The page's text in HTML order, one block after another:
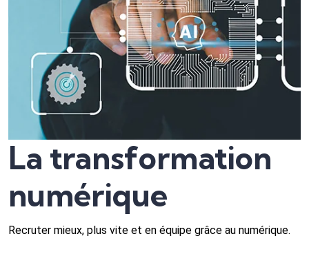
La transformation
numérique
Recruter mieux, plus vite et en équipe grâce au numérique.